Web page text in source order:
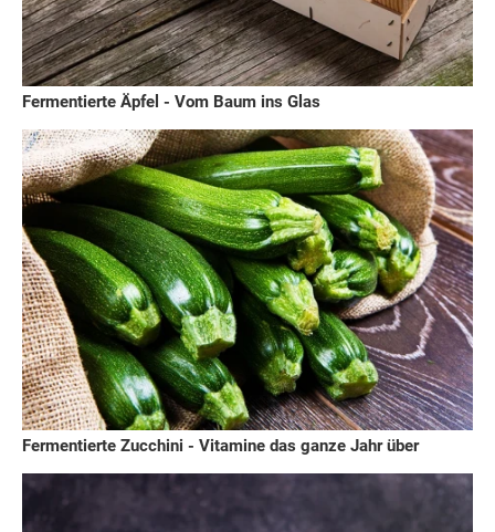
Fermentierte Äpfel - Vom Baum ins Glas
Fermentierte Zucchini - Vitamine das ganze Jahr über